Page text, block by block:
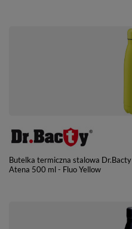
Butelka termiczna stalowa Dr.Bacty
Atena 500 ml - Fluo Yellow